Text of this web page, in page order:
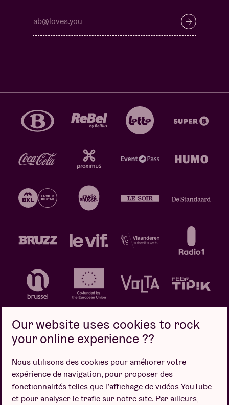
Politique de confidentialité
Politique de cookies
Conditions de vente
Design par
Our website uses cookies to rock
your online experience ??
Nous utilisons des cookies pour améliorer votre
expérience de navigation, pour proposer des
fonctionnalités telles que l’affichage de vidéos YouTube
et pour analyser le trafic sur notre site. Par ailleurs,